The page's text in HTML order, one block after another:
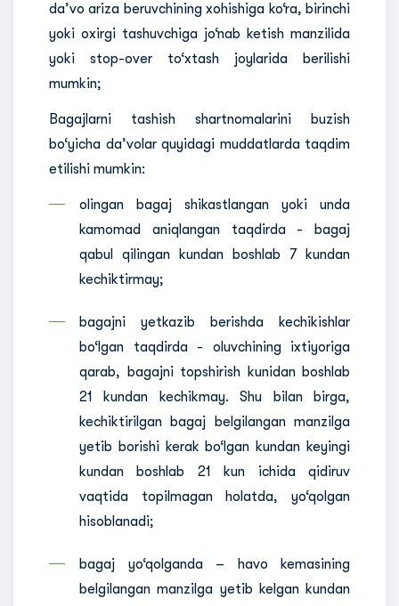
da’vo ariza beruvchining xohishiga ko‘ra, birinchi
yoki oxirgi tashuvchiga jo‘nab ketish manzilida
yoki stop-over to‘xtash joylarida berilishi
mumkin;
Bagajlarni tashish shartnomalarini buzish
bo‘yicha da’volar quyidagi muddatlarda taqdim
etilishi mumkin:
olingan bagaj shikastlangan yoki unda
kamomad aniqlangan taqdirda - bagaj
qabul qilingan kundan boshlab 7 kundan
kechiktirmay;
bagajni yetkazib berishda kechikishlar
bo‘lgan taqdirda - oluvchining ixtiyoriga
qarab, bagajni topshirish kunidan boshlab
21 kundan kechikmay. Shu bilan birga,
kechiktirilgan bagaj belgilangan manzilga
yetib borishi kerak bo‘lgan kundan keyingi
kundan boshlab 21 kun ichida qidiruv
vaqtida topilmagan holatda, yo‘qolgan
hisoblanadi;
bagaj yo‘qolganda – havo kemasining
belgilangan manzilga yetib kelgan kundan